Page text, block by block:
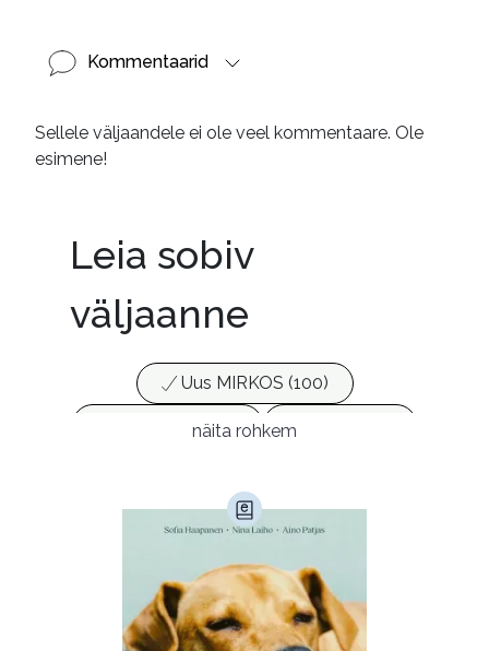
Kommentaarid
Sellele väljaandele ei ole veel kommentaare. Ole
esimene!
Leia sobiv
väljaanne
Uus MIRKOS (100)
Populaarsed (25)
Ajakirjad (17)
Armastusromaanid (293)
Biograafiad (229)
Eesti kirjandus (1774)
näita rohkem